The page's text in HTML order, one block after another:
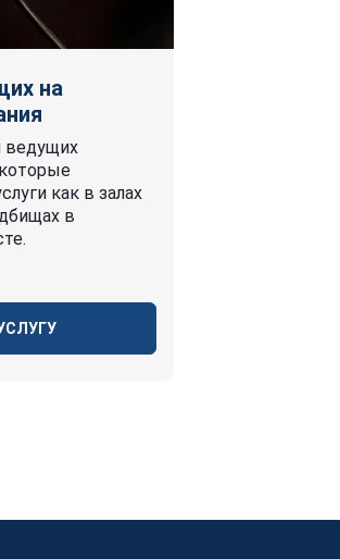
на
ведущих
как в залах
в